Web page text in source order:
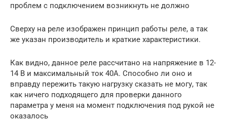
проблем с подключением возникнуть не должно
Сверху на реле изображен принцип работы реле, а так
же указан производитель и краткие характеристики.
Как видно, данное реле рассчитано на напряжение в 12-
14 В и максимальный ток 40А. Способно ли оно и
вправду пережить такую нагрузку сказать не могу, так
как ничего подходящего для проверки данного
параметра у меня на момент подключения под рукой не
оказалось